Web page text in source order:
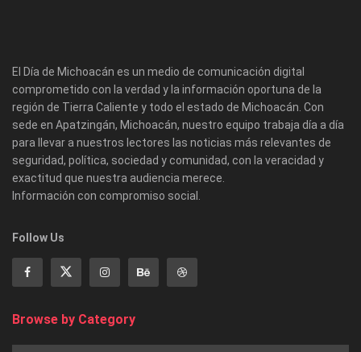
El Día de Michoacán es un medio de comunicación digital
comprometido con la verdad y la información oportuna de la
región de Tierra Caliente y todo el estado de Michoacán. Con
sede en Apatzingán, Michoacán, nuestro equipo trabaja día a día
para llevar a nuestros lectores las noticias más relevantes de
seguridad, política, sociedad y comunidad, con la veracidad y
exactitud que nuestra audiencia merece.
Información con compromiso social.
Follow Us
Browse by Category